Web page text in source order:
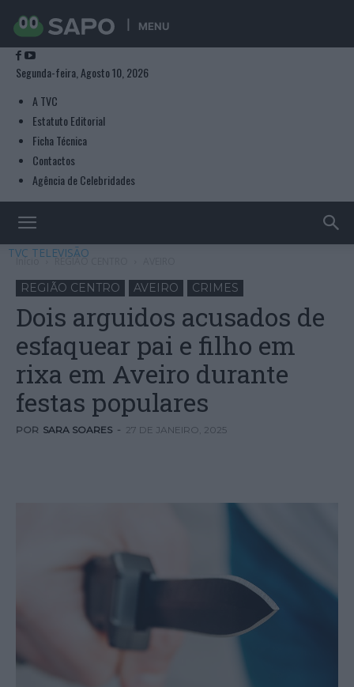
MENU
Segunda-feira, Agosto 10, 2026
A TVC
Estatuto Editorial
Ficha Técnica
Contactos
Agência de Celebridades
TVC TELEVISÃO
Início REGIÃO CENTRO
REGIÃO CENTRO AVEIRO CRIMES
Dois arguidos acusados de
esfaquear pai e filho em
rixa em Aveiro durante
festas populares
POR SARA SOARES - 27 DE JANEIRO, 2025